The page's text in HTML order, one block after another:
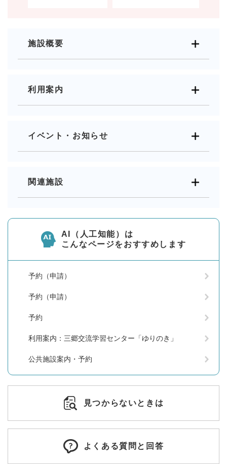
施設概要
利用案内
イベント・お知らせ
関連施設
AI（人工知能）は
こんなページをおすすめします
予約（申請）
予約（申請）
予約
利用案内：三郷交流学習センター「ゆりのき」
公共施設案内・予約
見つからないときは
よくある質問と回答